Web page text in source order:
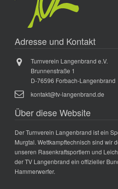
Adresse und Kontakt
Turnverein Langenbrand e.V.
Brunnenstraße 1
D-76596 Forbach-Langenbrand
kontakt@tv-langenbrand.de
Über diese Website
Der Turnverein Langenbrand ist ein
Murgtal. Wettkampftechnisch sind wir
unseren Rasenkraftsportlern und
der TV Langenbrand ein offizieller
Hammerwerfer.